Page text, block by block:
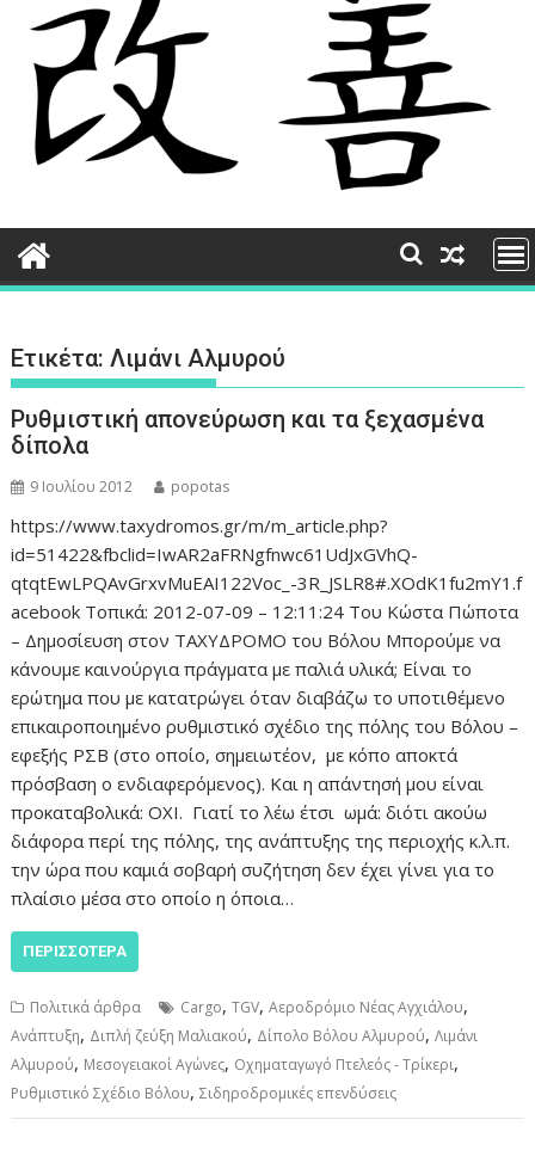
Ετικέτα:Λιμάνι Αλμυρού
Ρυθμιστική απονεύρωση και τα ξεχασμένα
δίπολα
9 Ιουλίου 2012 popotas
https://www.taxydromos.gr/m/m_article.php?
id=51422&fbclid=IwAR2aFRNgfnwc61UdJxGVhQ-
qtqtEwLPQAvGrxvMuEAI122Voc_-3R_JSLR8#.XOdK1fu2mY1.f
acebook Τοπικά: 2012-07-09 – 12:11:24 Του Κώστα Πώποτα
– Δημοσίευση στον ΤΑΧΥΔΡΟΜΟ του Βόλου Μπορούμε να
κάνουμε καινούργια πράγματα με παλιά υλικά; Είναι το
ερώτημα που με κατατρώγει όταν διαβάζω το υποτιθέμενο
επικαιροποιημένο ρυθμιστικό σχέδιο της πόλης του Βόλου –
εφεξής ΡΣΒ (στο οποίο, σημειωτέον, με κόπο αποκτά
πρόσβαση ο ενδιαφερόμενος). Και η απάντησή μου είναι
προκαταβολικά: ΟΧΙ. Γιατί το λέω έτσι ωμά: διότι ακούω
διάφορα περί της πόλης, της ανάπτυξης της περιοχής κ.λ.π.
την ώρα που καμιά σοβαρή συζήτηση δεν έχει γίνει για το
πλαίσιο μέσα στο οποίο η όποια…
ΠΕΡΙΣΣΌΤΕΡΑ
Πολιτικά άρθρα Cargo,TGV,Αεροδρόμιο Νέας Αγχιάλου,
Ανάπτυξη, Διπλή ζεύξη Μαλιακού, Δίπολο Βόλου Αλμυρού,Λιμάνι
Αλμυρού, Μεσογειακοί Αγώνες, Οχηματαγωγό Πτελεός - Τρίκερι,
Ρυθμιστικό Σχέδιο Βόλου,Σιδηροδρομικές επενδύσεις